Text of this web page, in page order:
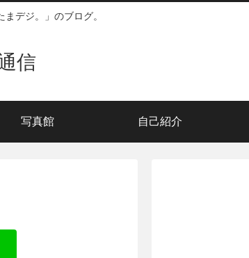
デジ。」のブログ。
信
写真館 自己紹介